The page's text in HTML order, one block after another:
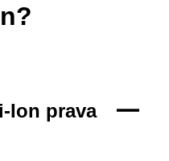
Ion prava